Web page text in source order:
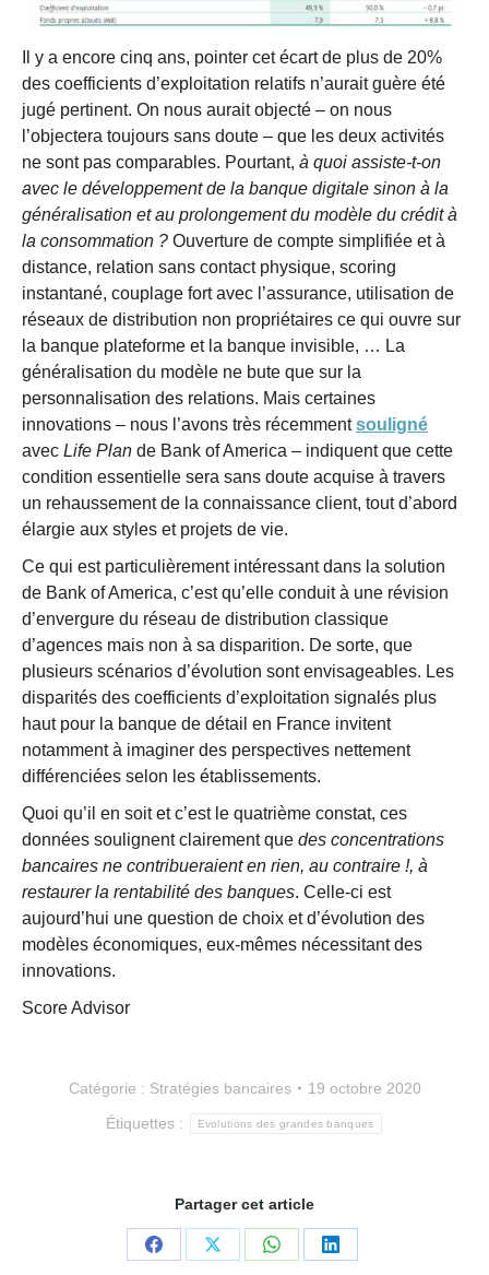
Il y a encore cinq ans, pointer cet écart de plus de 20%
des coefficients d’exploitation relatifs n’aurait guère été
jugé pertinent. On nous aurait objecté – on nous
l’objectera toujours sans doute – que les deux activités
ne sont pas comparables. Pourtant, à quoi assiste-t-on
avec le développement de la banque digitale sinon à la
généralisation et au prolongement du modèle du crédit à
la consommation ? Ouverture de compte simplifiée et à
distance, relation sans contact physique, scoring
instantané, couplage fort avec l’assurance, utilisation de
réseaux de distribution non propriétaires ce qui ouvre sur
la banque plateforme et la banque invisible, … La
généralisation du modèle ne bute que sur la
personnalisation des relations. Mais certaines
innovations – nous l’avons très récemmentsouligné
avec Life Plan de Bank of America – indiquent que cette
condition essentielle sera sans doute acquise à travers
un rehaussement de la connaissance client, tout d’abord
élargie aux styles et projets de vie.
Ce qui est particulièrement intéressant dans la solution
de Bank of America, c’est qu’elle conduit à une révision
d’envergure du réseau de distribution classique
d’agences mais non à sa disparition. De sorte, que
plusieurs scénarios d’évolution sont envisageables. Les
disparités des coefficients d’exploitation signalés plus
haut pour la banque de détail en France invitent
notamment à imaginer des perspectives nettement
différenciées selon les établissements.
Quoi qu’il en soit et c’est le quatrième constat, ces
données soulignent clairement que des concentrations
bancaires ne contribueraient en rien, au contraire !, à
restaurer la rentabilité des banques. Celle-ci est
aujourd’hui une question de choix et d’évolution des
modèles économiques, eux-mêmes nécessitant des
innovations.
Score Advisor
Catégorie : Stratégies bancaires 19 octobre 2020
Étiquettes : Evolutions des grandes banques
Partager cet article
PartagerPartagerPartagerPartager